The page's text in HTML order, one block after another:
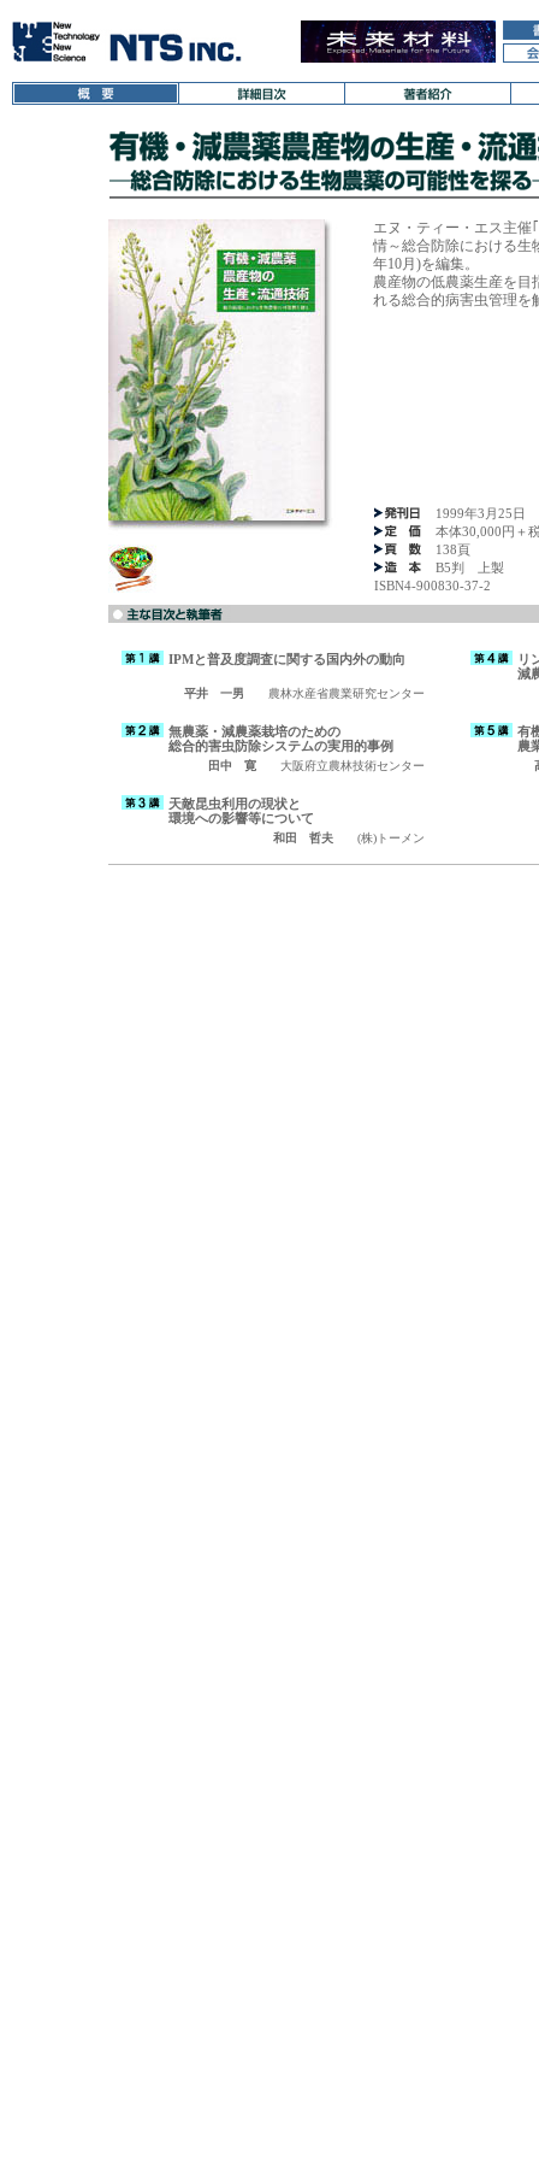
エヌ・ティー・エス主催
情～総合防除における生
年10月)を編集。
農産物の低農薬生産を目
れる総合的病害虫管理を
1999年3月25日
本体30,000円＋
138頁
B5判 上製
ISBN4-900830-37-2
IPMと普及度調査に関する国内外の動向
リ
減
平井 一男 農林水産省農業研究センター
無農薬・減農薬栽培のための
総合的害虫防除システムの実用的事例
有
農
田中 寛 大阪府立農林技術センター
天敵昆虫利用の現状と
環境への影響等について
和田 哲夫 (株)トーメン